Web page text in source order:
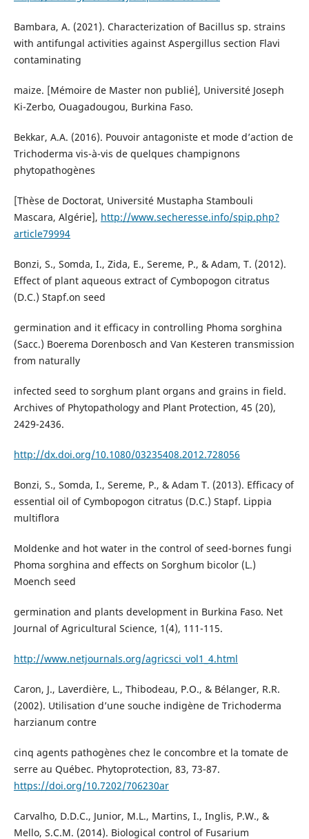
Bambara, A. (2021). Characterization of Bacillus sp. strains
with antifungal activities against Aspergillus section Flavi
contaminating
maize. [Mémoire de Master non publié], Université Joseph
Ki-Zerbo, Ouagadougou, Burkina Faso.
Bekkar, A.A. (2016). Pouvoir antagoniste et mode d’action de
Trichoderma vis-à-vis de quelques champignons
phytopathogènes
[Thèse de Doctorat, Université Mustapha Stambouli
Mascara, Algérie], http://www.secheresse.info/spip.php?
article79994
Bonzi, S., Somda, I., Zida, E., Sereme, P., & Adam, T. (2012).
Effect of plant aqueous extract of Cymbopogon citratus
(D.C.) Stapf.on seed
germination and it efficacy in controlling Phoma sorghina
(Sacc.) Boerema Dorenbosch and Van Kesteren transmission
from naturally
infected seed to sorghum plant organs and grains in field.
Archives of Phytopathology and Plant Protection, 45 (20),
2429-2436.
http://dx.doi.org/10.1080/03235408.2012.728056
Bonzi, S., Somda, I., Sereme, P., & Adam T. (2013). Efficacy of
essential oil of Cymbopogon citratus (D.C.) Stapf. Lippia
multiflora
Moldenke and hot water in the control of seed-bornes fungi
Phoma sorghina and effects on Sorghum bicolor (L.)
Moench seed
germination and plants development in Burkina Faso. Net
Journal of Agricultural Science, 1(4), 111-115.
http://www.netjournals.org/agricsci_vol1_4.html
Caron, J., Laverdière, L., Thibodeau, P.O., & Bélanger, R.R.
(2002). Utilisation d’une souche indigène de Trichoderma
harzianum contre
cinq agents pathogènes chez le concombre et la tomate de
serre au Québec. Phytoprotection, 83, 73-87.
https://doi.org/10.7202/706230ar
Carvalho, D.D.C., Junior, M.L., Martins, I., Inglis, P.W., &
Mello, S.C.M. (2014). Biological control of Fusarium